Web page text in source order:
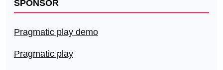
SPONSOR
Pragmatic play demo
Pragmatic play